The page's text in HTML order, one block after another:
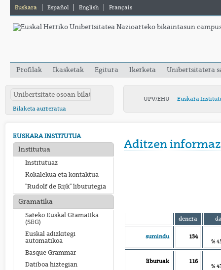
Euskara Español English Français
Profilak Ikasketak Egitura Ikerketa Unibertsitatera
Bilaketa aurreratua
UPV/EHU Euskara
EUSKARA INSTITUTUA
Institutua
Institutuaz
Kokalekua eta kontaktua
"Rudolf de Rijk" liburutegia
Gramatika
Sareko Euskal Gramatika
(SEG)
Euskal adizkitegi
automatikoa
Basque Grammar
Datiboa hiztegian
Aditzen
denera
sumindu 134
%
liburuak 116
%